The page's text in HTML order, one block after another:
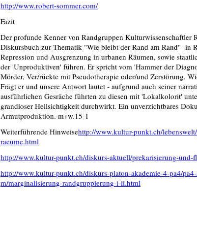
http://www.robert-sommer.com/
Fazit
Der profunde Kenner von Randgruppen Kulturwissenschaftler
Diskursbuch zur Thematik "Wie bleibt der Rand am Rand" in
Repression und Ausgrenzung in urbanen Räumen, sowie
der 'Unproduktiven' führen. Er spricht vom 'Hammer der
Mörder, Ver/rückte mit Pseudotherapie oder/und Zerstörung.
Frägt er und unsere Antwort lautet - aufgrund auch seiner
ausführlichen Gesräche führten zu diesen mit 'Lokalkolorit'
grandioser Hellsichtigkeit durchwirkt. Ein unverzichtbares
Armutproduktion. m+w.15-1
Weiterführende Hinweisehttp://www.kultur-punkt.ch/
raeume.html
http://www.kultur-punkt.ch/diskurs-aktuell/prekarisierung-und-
http://www.kultur-punkt.ch/diskurs-platon-akademie-4-pa4/
m/marginalisierung-randgruppierung-i-ii.html